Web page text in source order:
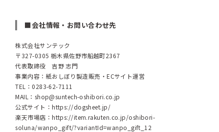
■会社情報・お問い合わせ先
株式会社サンテック
〒327-0305 栃木県佐野市船越町2367
代表取締役 吉野 志門
事業内容：紙おしぼり製造販売・ECサイト運営
TEL：0283-62-7111
MAIL： shop@suntech-oshibori.co.jp
公式サイト：https://dogsheet.jp/
楽天市場店：https://item.rakuten.co.jp/oshibori-
soluna/wanpo_gift/?variantId=wanpo_gift_12